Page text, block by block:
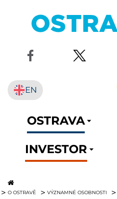
EN
OSTRAVA
INVESTOR
O OSTRAVĚ VÝZNAMNÉ OSOBNOSTI